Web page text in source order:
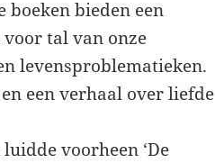
bieden een
tal van onze
levensproblematieken.
een verhaal over liefde
voorheen ‘De